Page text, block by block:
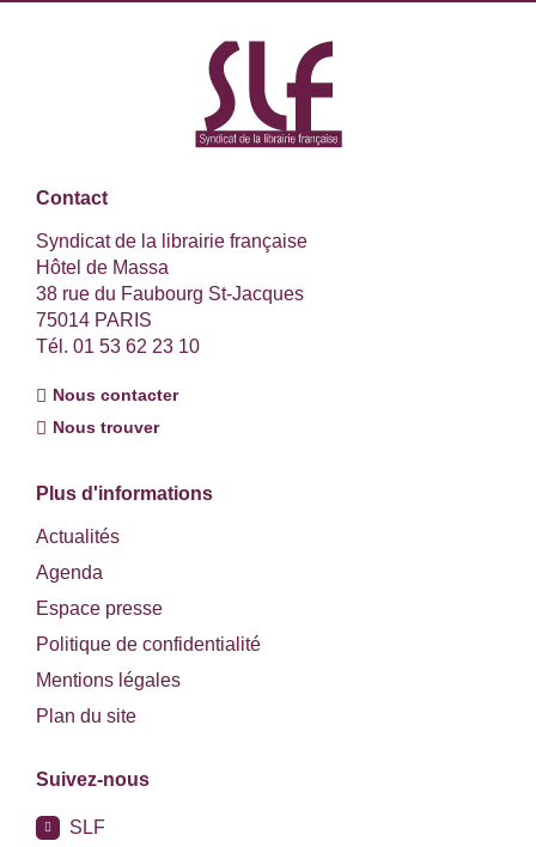
Contact
Syndicat de la librairie française
Hôtel de Massa
38 rue du Faubourg St-Jacques
75014 PARIS
Tél. 01 53 62 23 10
Nous contacter
Nous trouver
Plus d'informations
Actualités
Agenda
Espace presse
Politique de confidentialité
Mentions légales
Plan du site
Suivez-nous
SLF